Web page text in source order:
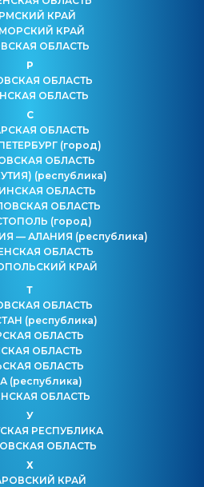
КРАЙ
КРАЙ
ОБЛАСТЬ
Р
ОБЛАСТЬ
ОБЛАСТЬ
С
ОБЛАСТЬ
(город)
ОБЛАСТЬ
(республика)
ОБЛАСТЬ
ОБЛАСТЬ
(город)
— АЛАНИЯ (республика)
ОБЛАСТЬ
КРАЙ
Т
ОБЛАСТЬ
(республика)
ОБЛАСТЬ
ОБЛАСТЬ
ОБЛАСТЬ
(республика)
ОБЛАСТЬ
У
РЕСПУБЛИКА
ОБЛАСТЬ
Х
КРАЙ